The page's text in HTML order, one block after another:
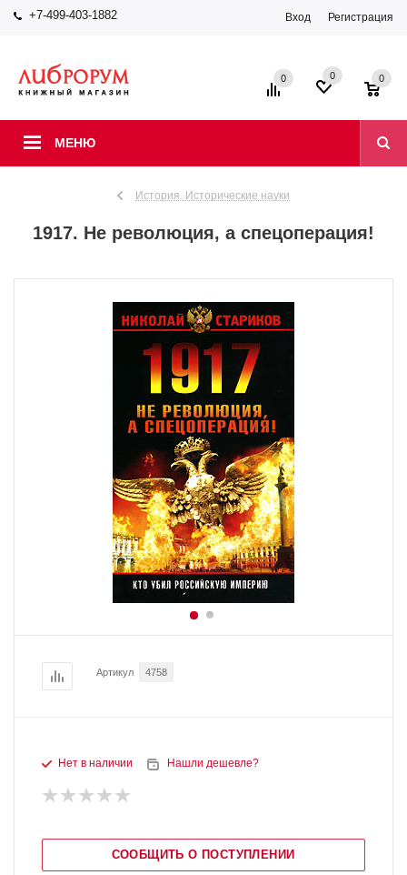
+7-499-403-1882 Вход Регистрация
МЕНЮ
0 0 0
История. Исторические науки
1917. Не революция, а спецоперация!
Артикул 4758
Нет в наличии Нашли дешевле?
СООБЩИТЬ О ПОСТУПЛЕНИИ